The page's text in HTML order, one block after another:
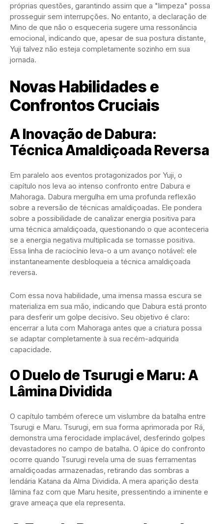
próprias questões, garantindo assim que a "limpeza" possa
prosseguir sem interrupções. No entanto, a declaração de
Mino de que não o esqueceria sugere uma ressonância
emocional, indicando que, apesar de sua postura distante,
Yuji talvez não esteja completamente sozinho em sua
jornada.
Novas Habilidades e
Confrontos Cruciais
A Inovação de Dabura:
Técnica Amaldiçoada Reversa
Em paralelo aos eventos protagonizados por Yuji, o
capítulo nos leva ao intenso confronto entre Dabura e
Mahoraga. Dabura mergulha em uma profunda reflexão
sobre a reversão de técnicas amaldiçoadas. Ele pondera
sobre a possibilidade de canalizar energia positiva para
uma técnica amaldiçoada, questionando o que aconteceria
se a energia negativa multiplicada se tornasse positiva.
Essa linha de raciocínio leva-o a um avanço notável: ele
instantaneamente desbloqueia a técnica amaldiçoada
reversa.
Com essa nova habilidade, uma imensa massa escura se
materializa em sua mão, indicando que Dabura está pronto
para desferir um golpe decisivo. Seu objetivo é claro:
encerrar a luta com Mahoraga antes que a criatura possa
se adaptar completamente à sua recém-adquirida
capacidade.
O Duelo de Tsurugi e Maru: A
Lâmina Dividida
O capítulo também oferece um vislumbre da batalha entre
Tsurugi e Maru. Tsurugi, em sua forma aprimorada por Rá,
demonstra uma ferocidade implacável, desferindo golpes
devastadores no campo de batalha. O ápice do confronto
ocorre quando Tsurugi revela uma de suas ferramentas
amaldiçoadas armazenadas, retirando das sombras a
lendária Katana da Alma Dividida. A mera aparição desta
lâmina faz com que Maru hesite, pressentindo a iminente e
grave ameaça que ela representa.